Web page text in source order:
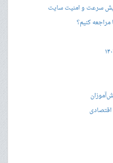
سرعت و امنیت سایت
کنیم؟